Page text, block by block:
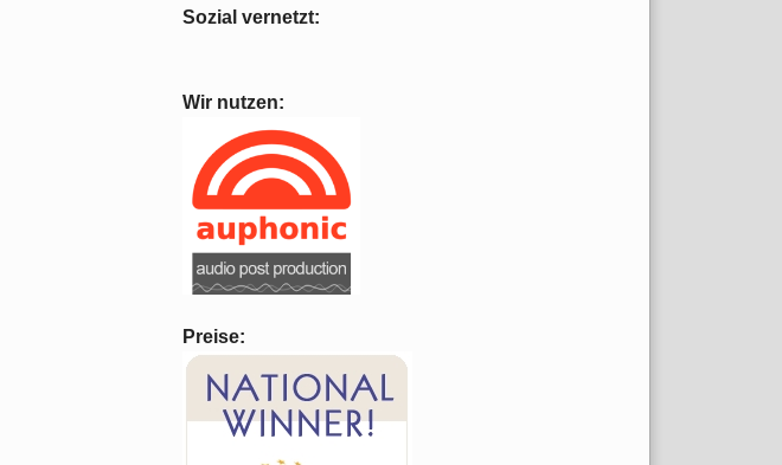
Sozial vernetzt:
Wir nutzen:
Preise: